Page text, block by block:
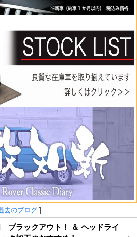
去のブログ ]
ラックアウト！ ＆ ヘッドライ